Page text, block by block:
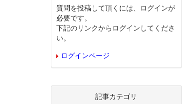
質問を投稿して頂くには、ログインが
必要です。
下記のリンクからログインしてくださ
い。
ログインページ
記事カテゴリ